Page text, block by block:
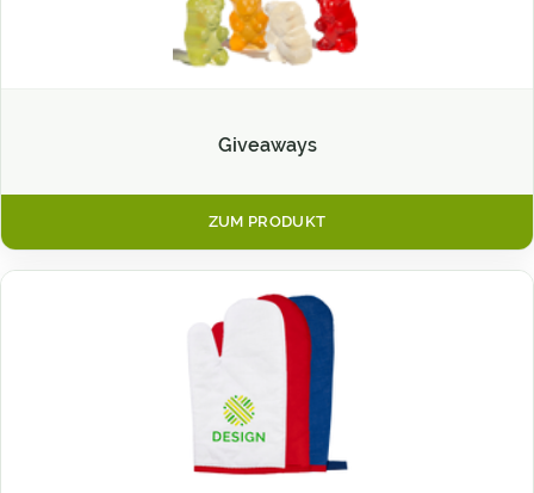
Giveaways
ZUM PRODUKT